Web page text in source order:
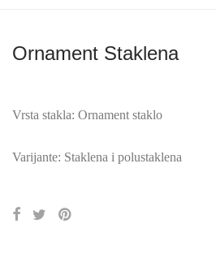
Ornament Staklena
Vrsta stakla: Ornament staklo
Varijante: Staklena i polustaklena